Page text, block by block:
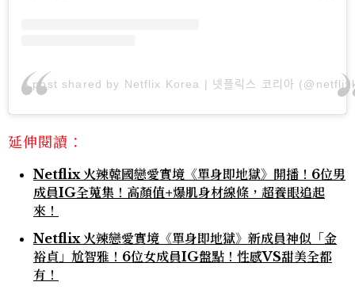
A post shared by Netflix Korea | 넷플릭스 코리아
延伸閱讀：
Netflix 火辣韓國戀愛實境《單身即地獄》開播！6位男
成員IG全蒐集！高顏值+爆肌身材線條，超養眼追起
來！
Netflix 火辣戀愛實境《單身即地獄》新成員神似「金
裕貞」尬智雅！6位女成員IG盤點！性感VS甜美全都
有！